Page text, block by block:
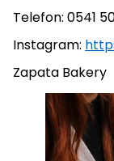
Telefon: 0541
Instagram:
Zapata Bakery